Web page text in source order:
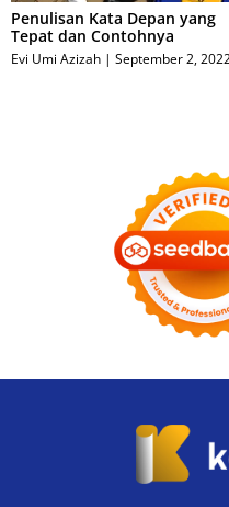
Penulisan Kata Depan yang
Tepat dan Contohnya
Evi Umi Azizah September 2,